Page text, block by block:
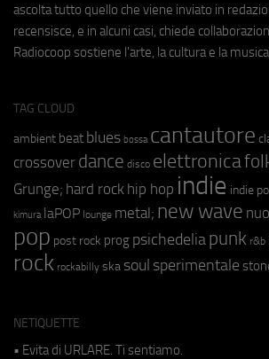
ascolta tutto quello che viene inviato in
recensisce, e in alcuni casi, chiede
Radiocoop sostiene l'arte, la cultura e la
TAG CLOUD
ambient beat blues bossa cantautore
crossover dance disco elettronica
Grunge; hard rock hip hop indie indie
kimura laPOP lounge metal; new wave
pop post rock prog psichedeliapunk r&b
rock rockabilly ska soul sperimentale
NETIQUETTE
• Evita di URLARE. Ti sentiamo.